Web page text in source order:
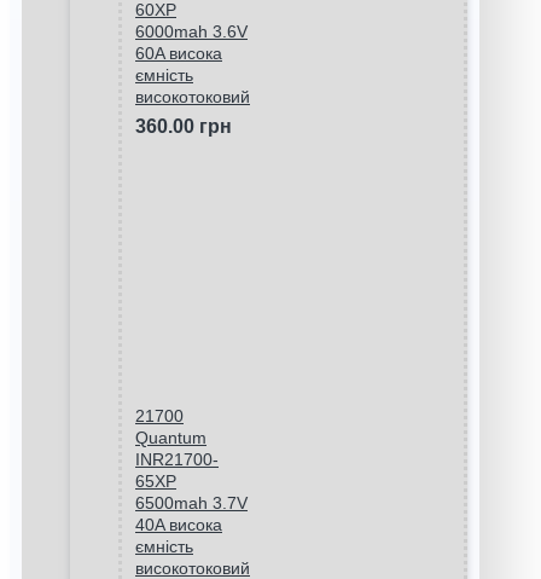
60XP
6000mah 3.6V
60A висока
ємність
високотоковий
360.00 грн
21700
Quantum
INR21700-
65XP
6500mah 3.7V
40A висока
ємність
високотоковий